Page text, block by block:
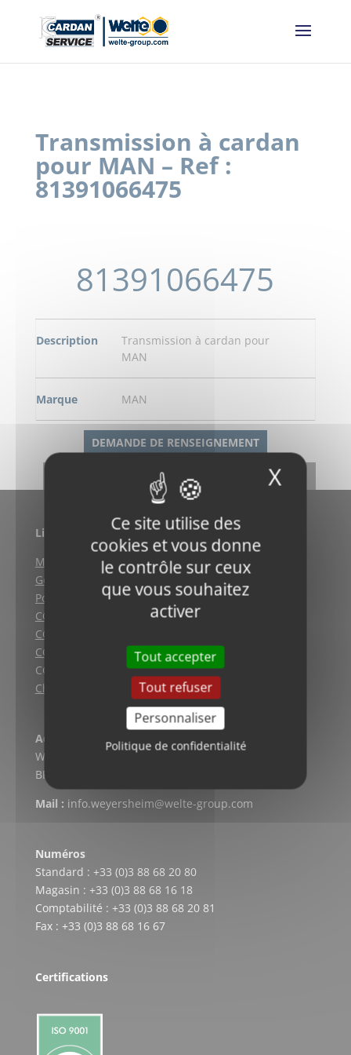
Ce site utilise des
cookies et vous donne
le contrôle sur ceux
que vous souhaitez
activer
Tout accepter
Tout refuser
Personnaliser
Politique de confidentialité
X
Transmission à cardan
pour MAN – Ref :
81391066475
81391066475
Description
Transmission à cardan pour
MAN
Marque MAN
DEMANDE DE RENSEIGNEMENT
RETOUR
Liens utiles
Mentions légales
Gestion des cookies
Politique de confidentialité
CGV (Weyersheim)
CGV (Strasbourg)
CGV (Lyon)
CGV vente en ligne
Charte qualité
Adresse postale
WELTE CARDAN-SERVICE
BP 304 – F-67728 HOERDT CEDEX
Mail : info.weyersheim@welte-group.com
Numéros
Standard : +33 (0)3 88 68 20 80
Magasin : +33 (0)3 88 68 16 18
Comptabilité : +33 (0)3 88 68 20 81
Fax : +33 (0)3 88 68 16 67
Certifications